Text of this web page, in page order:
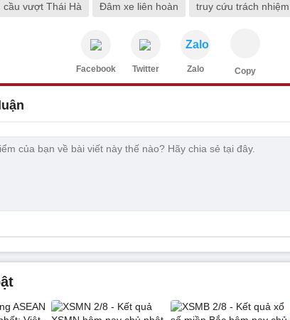
cầu vượt Thái Hà Đâm xe liên hoàn truy cứu trách nhiệm
Facebook Twitter
Zalo
Zalo Copy